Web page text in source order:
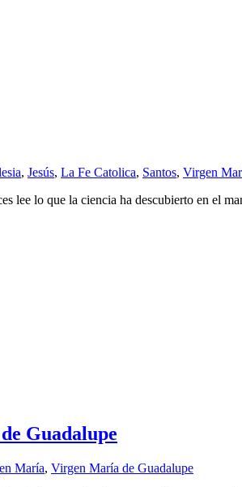
, Jesús, La Fe Catolica, Santos, Virgen
lee lo que la ciencia ha descubierto en el
Guadalupe
María, Virgen María de Guadalupe